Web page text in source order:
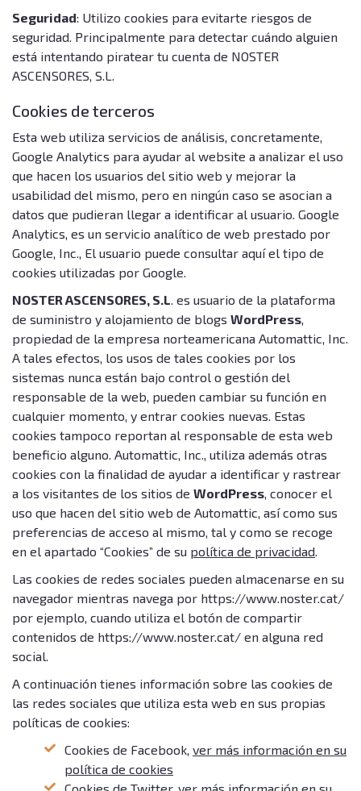
Seguridad: Utilizo cookies para evitarte riesgos de
seguridad. Principalmente para detectar cuándo alguien
está intentando piratear tu cuenta de NOSTER
ASCENSORES, S.L.
Cookies de terceros
Esta web utiliza servicios de análisis, concretamente,
Google Analytics para ayudar al website a analizar el uso
que hacen los usuarios del sitio web y mejorar la
usabilidad del mismo, pero en ningún caso se asocian a
datos que pudieran llegar a identificar al usuario. Google
Analytics, es un servicio analítico de web prestado por
Google, Inc., El usuario puede consultar aquí el tipo de
cookies utilizadas por Google.
NOSTER ASCENSORES, S.L. es usuario de la plataforma
de suministro y alojamiento de blogs WordPress,
propiedad de la empresa norteamericana Automattic, Inc.
A tales efectos, los usos de tales cookies por los
sistemas nunca están bajo control o gestión del
responsable de la web, pueden cambiar su función en
cualquier momento, y entrar cookies nuevas. Estas
cookies tampoco reportan al responsable de esta web
beneficio alguno. Automattic, Inc., utiliza además otras
cookies con la finalidad de ayudar a identificar y rastrear
a los visitantes de los sitios de WordPress, conocer el
uso que hacen del sitio web de Automattic, así como sus
preferencias de acceso al mismo, tal y como se recoge
en el apartado “Cookies” de su política de privacidad.
Las cookies de redes sociales pueden almacenarse en su
navegador mientras navega por https://www.noster.cat/
por ejemplo, cuando utiliza el botón de compartir
contenidos de https://www.noster.cat/ en alguna red
social.
A continuación tienes información sobre las cookies de
las redes sociales que utiliza esta web en sus propias
políticas de cookies:
Cookies de Facebook, ver más información en su
política de cookies